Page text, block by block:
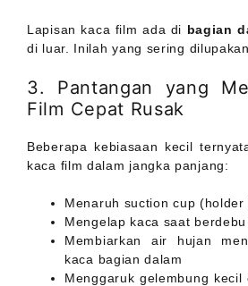
Lapisan kaca film ada di bagian
di luar. Inilah yang sering dilupakan.
3. Pantangan yang
Film Cepat Rusak
Beberapa kebiasaan kecil
kaca film dalam jangka panjang:
Menaruh suction cup (holder
Mengelap kaca saat
Membiarkan air hujan
kaca bagian dalam
Menggaruk gelembung kecil